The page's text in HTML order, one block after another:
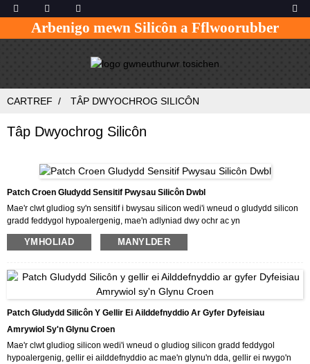
Arbenigo mewn Silicôn a Fflwoorubber
CARTREF TÂP DWYOCHROG SILICÔN
Tâp Dwyochrog Silicôn
Patch Croen Gludydd Sensitif Pwysau Silicôn Dwbl
Mae'r clwt gludiog sy'n sensitif i bwysau silicon wedi'i wneud o gludydd silicon
gradd feddygol hypoalergenig, mae'n adlyniad dwy ochr ac yn
ailddefnyddiadwy, gellir ei rwygo'n ddi-boen o'r croen.Defnyddir y clwt ar gyfer
dyfeisiau amrywiol sy'n glynu croen.Gellir addasu'r clwt yn unol â galw'r cleient.
YMHOLIAD MANYLDER
Patch Gludydd Silicôn Y Gellir Ei Ailddefnyddio Ar Gyfer Dyfeisiau
Amrywiol Sy'n Glynu Croen
Mae'r clwt gludiog silicon wedi'i wneud o gludiog silicon gradd feddygol
hypoalergenig, gellir ei ailddefnyddio ac mae'n glynu'n dda, gellir ei rwygo'n